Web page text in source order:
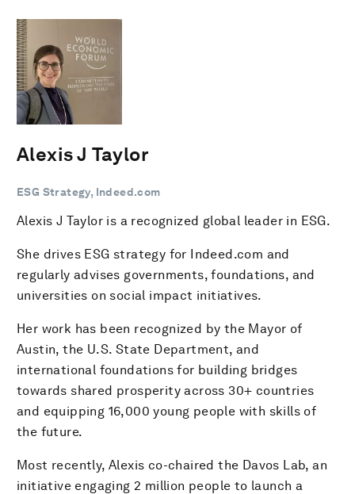
Alexis J Taylor
ESG Strategy, Indeed.com
Alexis J Taylor is a recognized global leader in ESG.
She drives ESG strategy for Indeed.com and
regularly advises governments, foundations, and
universities on social impact initiatives.
Her work has been recognized by the Mayor of
Austin, the U.S. State Department, and
international foundations for building bridges
towards shared prosperity across 30+ countries
and equipping 16,000 young people with skills of
the future.
Most recently, Alexis co-chaired the Davos Lab, an
initiative engaging 2 million people to launch a